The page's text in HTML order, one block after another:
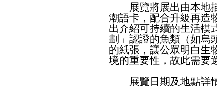
展覽將展出由本地插
潮語卡，配合升級再造
出介紹可持續的生活模
劃」認證的魚類（如烏
的紙張，讓公眾明白生
境的重要性，故此需要
展覽日期及地點詳